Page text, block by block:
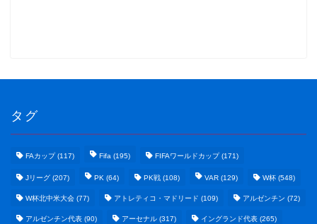
タグ
FAカップ (117) Fifa (195) FIFAワールドカップ (171)
Jリーグ (207) PK (64) PK戦 (108) VAR (129) W杯 (548)
W杯北中米大会 (77) アトレティコ・マドリード (109) アルゼンチン (72)
アルゼンチン代表 (90) アーセナル (317) イングランド代表 (265)